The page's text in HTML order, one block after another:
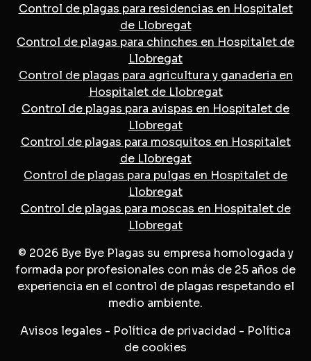
Control de plagas para residencias en Hospitalet
de Llobregat
Control de plagas para chinches en Hospitalet de
Llobregat
Control de plagas para agricultura y ganaderia en
Hospitalet de Llobregat
Control de plagas para avispas en Hospitalet de
Llobregat
Control de plagas para mosquitos en Hospitalet
de Llobregat
Control de plagas para pulgas en Hospitalet de
Llobregat
Control de plagas para moscas en Hospitalet de
Llobregat
© 2026 Bye Bye Plagas su empresa homologada y
formada por profesionales con más de 25 años de
experiencia en el control de plagas respetando el
medio ambiente.
Avisos legales - Política de privacidad - Política
de cookies